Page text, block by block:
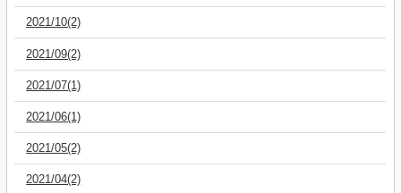
2021/10(2)
2021/09(2)
2021/07(1)
2021/06(1)
2021/05(2)
2021/04(2)